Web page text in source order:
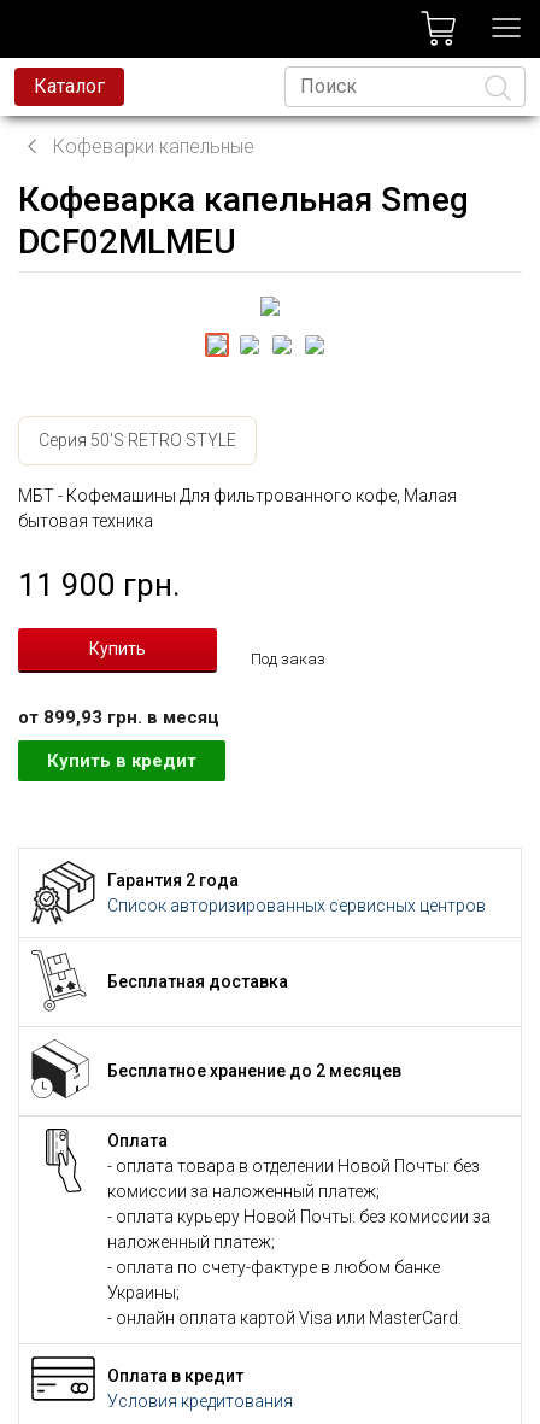
Каталог
Кофеварки капельные
Кофеварка капельная Smeg
DCF02MLMEU
Серия 50'S RETRO STYLE
МБТ - Кофемашины Для фильтрованного кофе, Малая
бытовая техника
11 900 грн.
Под заказ
от 899,93 грн. в месяц
Купить в кредит
Гарантия 2 года
Список авторизированных сервисных центров
Бесплатная доставка
Бесплатное хранение до 2 месяцев
Оплата
- оплата товара в отделении Новой Почты: без
комиссии за наложенный платеж;
- оплата курьеру Новой Почты: без комиссии за
наложенный платеж;
- оплата по счету-фактуре в любом банке
Украины;
- онлайн оплата картой Visa или MasterCard.
Оплата в кредит
Условия кредитования